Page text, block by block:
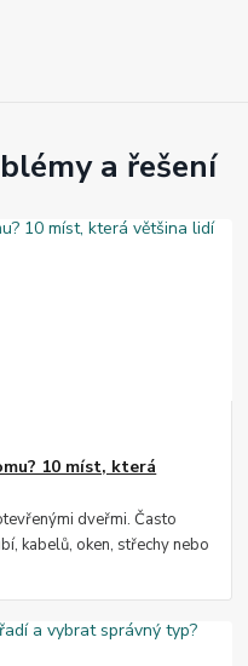
a řešení
10 míst, která
dveřmi. Často
kabelů, oken, střechy nebo